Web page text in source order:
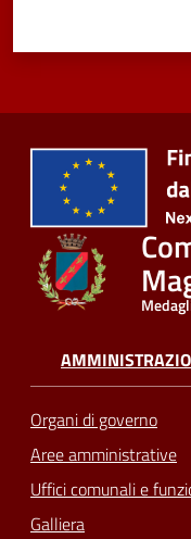
Organi di governo
Aree amministrative
Uffici comunali e
Galliera